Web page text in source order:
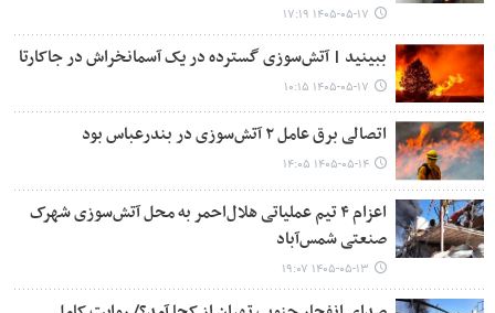
۱۴۰۵-۰۵-۱۷ ۱۷:۱۹
ببینید | ​​​​​​​آتش‌سوزی گسترده در یک آسمانخراش در جاکارتا
۱۴۰۵-۰۵-۱۷ ۱۰:۱۵
اتصالی برق عامل ۲ آتش‌سوزی در بندرعباس بود
۱۴۰۵-۰۵-۱۴ ۱۴:۰۵
اعزام ۴ تیم عملیاتی هلال‌احمر به محل آتش‌سوزی شهرک
صنعتی شمس‌آباد
۱۴۰۵-۰۵-۱۳ ۱۹:۰۷